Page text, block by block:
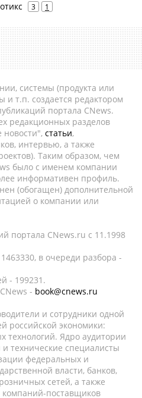
3 1
системы (продукта или
и т.п. создается редактором
портала CNews.
редакционных разделов
новости", статьи,
интервью, а также
Таким образом, чем
было с именем компании
информативен профиль.
(обогащен) дополнительной
о компании или
портала CNews.ru c 11.1998
в очереди разбора -
- 199231.
- book@cnews.ru
и сотрудники одной
российской экономики:
технологий. Ядро аудитории
технические специалисты
федеральных и
власти, банков,
сетей, а также
компаний-поставщиков